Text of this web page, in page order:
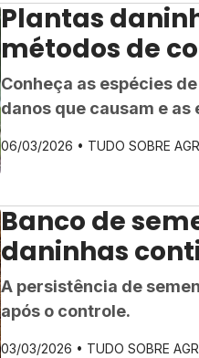
Plantas
métodos de
Conheça as espécies
danos que causam e
06/03/2026 • TUDO SOBRE
Banco de
daninhas
A persistência de
após o controle.
03/03/2026 • TUDO SOBRE